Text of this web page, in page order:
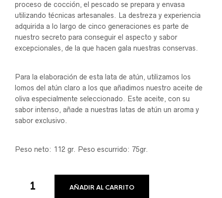
proceso de cocción, el pescado se prepara y envasa
utilizando técnicas artesanales. La destreza y experiencia
adquirida a lo largo de cinco generaciones es parte de
nuestro secreto para conseguir el aspecto y sabor
excepcionales, de la que hacen gala nuestras conservas.
Para la elaboración de esta lata de atún, utilizamos los
lomos del atún claro a los que añadimos nuestro aceite de
oliva especialmente seleccionado. Este aceite, con su
sabor intenso, añade a nuestras latas de atún un aroma y
sabor exclusivo.
Peso neto: 112 gr. Peso escurrido: 75gr.
AÑADIR AL CARRITO